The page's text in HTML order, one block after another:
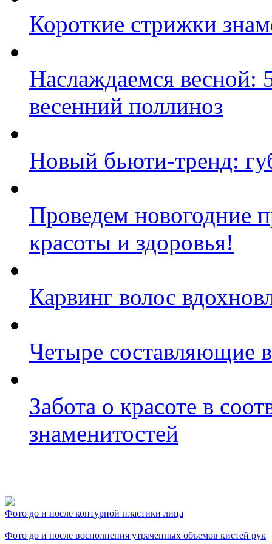
Короткие стрижки
Наслаждаемся весной:
весенний поллиноз
Новый бьюти-тренд:
Проведем новогодние
красоты и здоровья!
Карвинг волос
Четыре составляющие
Забота о красоте в
знаменитостей
Фото до и после контурной пластики лица
Фото до и после восполнения утраченных объемов кистей рук